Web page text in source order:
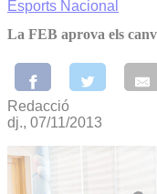
Esports Nacional
La FEB aprova els
Redacció
dj., 07/11/2013